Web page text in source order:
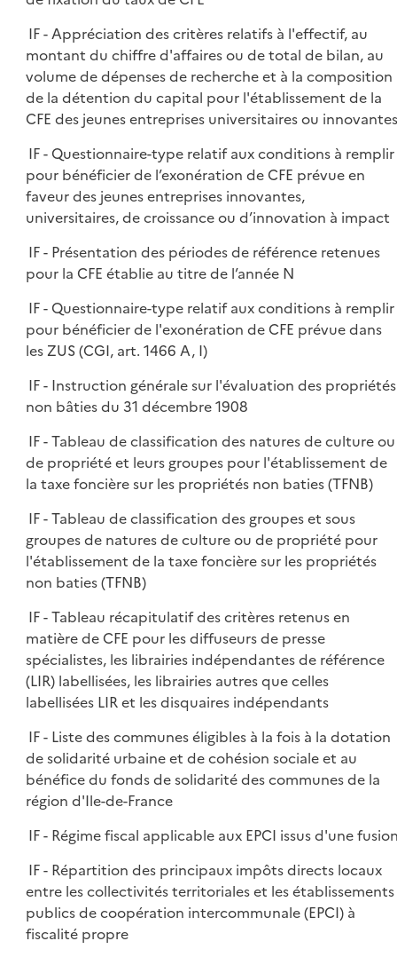
IF - Appréciation des critères relatifs à l'effectif, au
montant du chiffre d'affaires ou de total de bilan, au
volume de dépenses de recherche et à la composition
de la détention du capital pour l'établissement de la
CFE des jeunes entreprises universitaires ou innovantes
IF - Questionnaire-type relatif aux conditions à remplir
pour bénéficier de l’exonération de CFE prévue en
faveur des jeunes entreprises innovantes,
universitaires, de croissance ou d’innovation à impact
IF - Présentation des périodes de référence retenues
pour la CFE établie au titre de l’année N
IF - Questionnaire-type relatif aux conditions à remplir
pour bénéficier de l'exonération de CFE prévue dans
les ZUS (CGI, art. 1466 A, I)
IF - Instruction générale sur l'évaluation des propriétés
non bâties du 31 décembre 1908
IF - Tableau de classification des natures de culture ou
de propriété et leurs groupes pour l'établissement de
la taxe foncière sur les propriétés non baties (TFNB)
IF - Tableau de classification des groupes et sous
groupes de natures de culture ou de propriété pour
l'établissement de la taxe foncière sur les propriétés
non baties (TFNB)
IF - Tableau récapitulatif des critères retenus en
matière de CFE pour les diffuseurs de presse
spécialistes, les librairies indépendantes de référence
(LIR) labellisées, les librairies autres que celles
labellisées LIR et les disquaires indépendants
IF - Liste des communes éligibles à la fois à la dotation
de solidarité urbaine et de cohésion sociale et au
bénéfice du fonds de solidarité des communes de la
région d'Ile-de-France
IF - Régime fiscal applicable aux EPCI issus d'une
IF - Répartition des principaux impôts directs locaux
entre les collectivités territoriales et les établissements
publics de coopération intercommunale (EPCI) à
fiscalité propre